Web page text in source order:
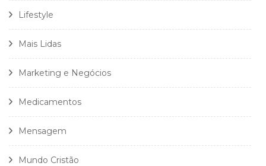
Lifestyle
Mais Lidas
Marketing e Negócios
Medicamentos
Mensagem
Mundo Cristão